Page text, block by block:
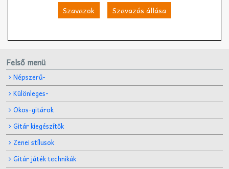
Szavazok Szavazás állása
Felső menü
Népszerű-
Különleges-
Okos-gitárok
Gitár kiegészítők
Zenei stílusok
Gitár játék technikák